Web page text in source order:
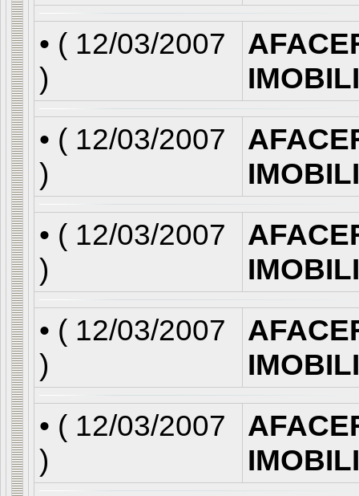
• ( 12/03/2007
)
• ( 12/03/2007
)
• ( 12/03/2007
)
• ( 12/03/2007
)
• ( 12/03/2007
)